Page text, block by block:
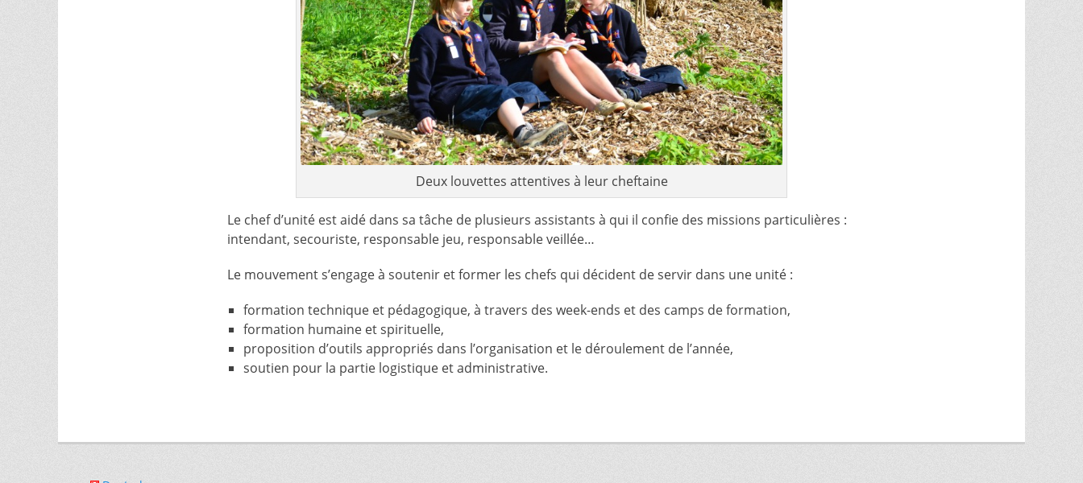
Deux louvettes attentives à leur cheftaine
Le chef d’unité est aidé dans sa tâche de plusieurs assistants à qui il confie des missions particulières :
intendant, secouriste, responsable jeu, responsable veillée…
Le mouvement s’engage à soutenir et former les chefs qui décident de servir dans une unité :
formation technique et pédagogique, à travers des week-ends et des camps de formation,
formation humaine et spirituelle,
proposition d’outils appropriés dans l’organisation et le déroulement de l’année,
soutien pour la partie logistique et administrative.